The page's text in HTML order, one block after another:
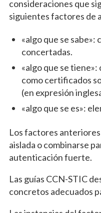
consideraciones que
siguientes factores de
«algo que se sabe»:
concertadas.
«algo que se
como certificados
(en expresión
«algo que se es»:
Los factores
aislada o combinarse
autenticación fuerte.
Las guías CCN-STIC
concretos adecuados